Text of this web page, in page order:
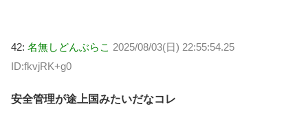
42: 名無しどんぶらこ 2025/08/03(日) 22:55:54.25
ID:fkvjRK+g0
安全管理が途上国みたいだなコレ